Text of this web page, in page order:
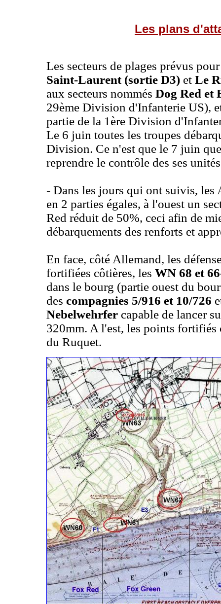
Les plans
Les secteurs de plages prévus
Saint-Laurent (sortie D3) et Le
aux secteurs nommés Dog Red et
29ème Division d'Infanterie US),
partie de la 1ère Division
Le 6 juin toutes les troupes
Division. Ce n'est que le 7 juin
reprendre le contrôle des ses
- Dans les jours qui ont suivis, les
en 2 parties égales, à l'ouest un
Red réduit de 50%, ceci afin de
débarquements des renforts et
En face, côté Allemand, les
fortifiées côtières, les WN 68 et
dans le bourg (partie ouest du
des compagnies 5/916 et 10/726
Nebelwehrfer capable de lancer
320mm. A l'est, les points
du Ruquet.